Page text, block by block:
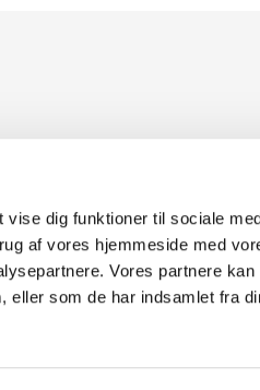
dig funktioner til sociale
af vores hjemmeside med
Vores partnere kan
eller som de har indsamlet fra
returrätt
Skapa klagomål